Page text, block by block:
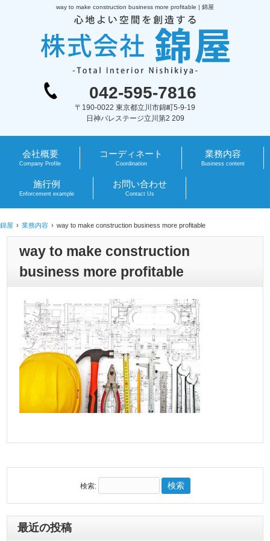
way to make construction business more profitable | 錦屋
042-595-7816
〒190-0022 東京都立川市錦町5-9-19
日神パレステージ立川第2 209
会社概要
Company Profile
コーディネート
Coordination
業務内容
Business content
施行例
Enforcement example
お問い合わせ
Contact Us
錦屋 業務内容 way to make construction business more profitable
way to make construction
business more profitable
検索:
最近の投稿